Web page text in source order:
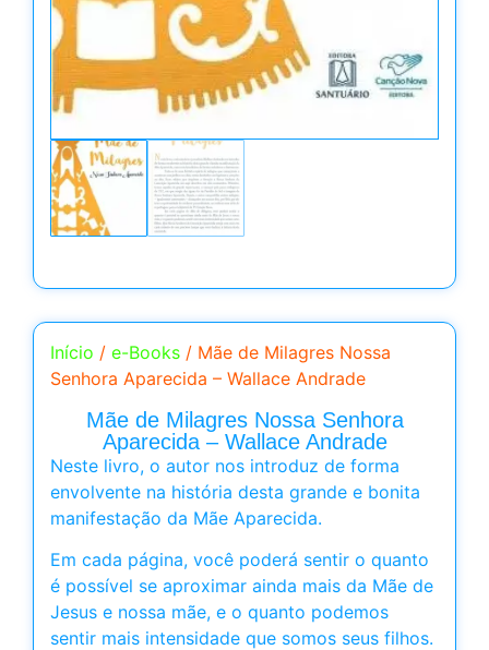
Início / e-Books / Mãe de Milagres Nossa
Senhora Aparecida – Wallace Andrade
Mãe de Milagres Nossa Senhora
Aparecida – Wallace Andrade
Neste livro, o autor nos introduz de forma
envolvente na história desta grande e bonita
manifestação da Mãe Aparecida.
Em cada página, você poderá sentir o quanto
é possível se aproximar ainda mais da Mãe de
Jesus e nossa mãe, e o quanto podemos
sentir mais intensidade que somos seus filhos.